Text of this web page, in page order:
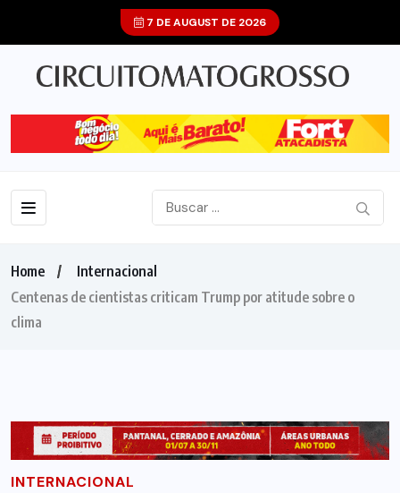
7 DE AUGUST DE 2026
Home
Internacional
Centenas de cientistas criticam Trump por atitude sobre o
clima
INTERNACIONAL